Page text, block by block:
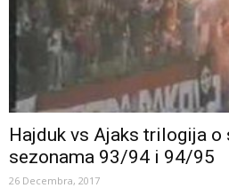
Hajduk vs Ajaks trilogija o
sezonama 93/94 i 94/95
26 Decembra, 2017